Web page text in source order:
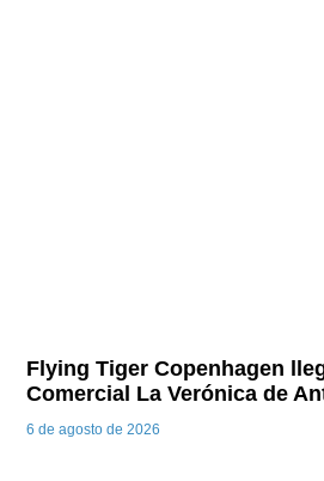
Flying Tiger Copenhagen
Comercial La Verónica de
6 de agosto de 2026